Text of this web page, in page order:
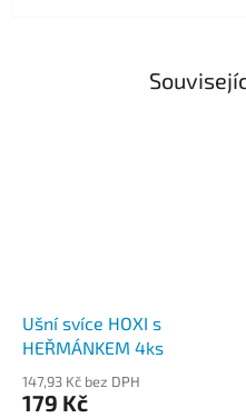
Ušní svíce HOXI s
HEŘMÁNKEM 4ks
147,93 Kč bez DPH
179 Kč